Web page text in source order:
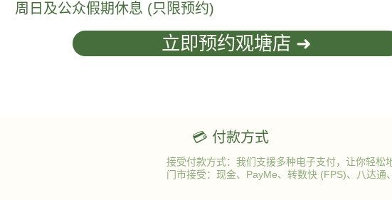
周日及公众假期休息 (只限预约)
立即预约观塘店 ➜
💳 付款方式
接受付款方式：我们支援多种电子支付，让你轻松
门市接受：现金、PayMe、转数快 (FPS)、八达通